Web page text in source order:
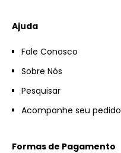
Ajuda
Fale Conosco
Sobre Nós
Pesquisar
Acompanhe seu pedido
Formas de Pagamento